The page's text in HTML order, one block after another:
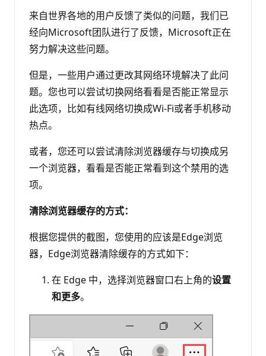
来自世界各地的用户反馈了类似的问题，我们已
经向Microsoft团队进行了反馈，Microsoft正在
努力解决这些问题。
但是，一些用户通过更改其网络环境解决了此问
题。您也可以尝试切换网络看看是否能正常显示
此选项，比如有线网络切换成Wi-Fi或者手机移动
热点。
或者，您还可以尝试清除浏览器缓存与切换成另
一个浏览器，看看是否能正常看到这个禁用的选
项。
清除浏览器缓存的方式：
根据您提供的截图，您使用的应该是Edge浏览
器，Edge浏览器清除缓存的方式如下：
在 Edge 中，选择浏览器窗口右上角的设置
和更多。